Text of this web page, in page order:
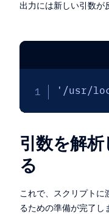
出力には新しい引数が
'/usr/
引数を解
る
これで、スクリプトに
るための準備が完了し